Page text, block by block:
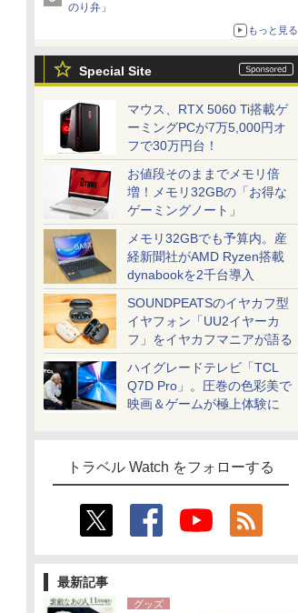
のり弁」
もっと見る
Special Site
マウス、RTX 5060 Ti搭載ゲ
ーミングPCが7万5,000円オ
フで30万円台！
お値段そのままでメモリ倍
増！メモリ32GBの「お得な
ゲーミングノート」
メモリ32GBでも予算内。産
経新聞社がAMD Ryzen搭載
dynabookを2千台導入
SOUNDPEATSのイヤカフ型
イヤフォン「UU2イヤーカ
フ」をイヤカフマニアが語る
ハイグレードテレビ「TCL
Q7D Pro」。圧巻の色彩美で
映画＆ゲームが極上体験に
トラベル Watch をフォローする
最新記事
グッズ